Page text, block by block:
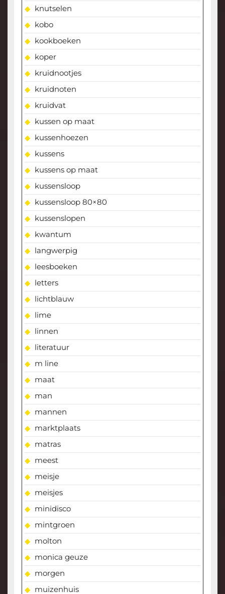
knutselen
kobo
kookboeken
koper
kruidnootjes
kruidnoten
kruidvat
kussen op maat
kussenhoezen
kussens
kussens op maat
kussensloop
kussensloop 80×80
kussenslopen
kwantum
langwerpig
leesboeken
letters
lichtblauw
lime
linnen
literatuur
m line
maat
man
mannen
marktplaats
matras
meest
meisje
meisjes
minidisco
mintgroen
molton
monica geuze
morgen
muizenhuis